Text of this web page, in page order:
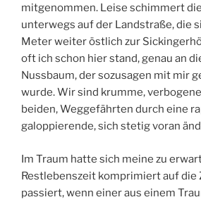
mitgenommen. Leise schimmert
unterwegs auf der Landstraße, die
Meter weiter östlich zur
oft ich schon hier stand, genau an
Nussbaum, der sozusagen mit mir
wurde. Wir sind krumme,
beiden, Weggefährten durch eine
galoppierende, sich stetig voran
Im Traum hatte sich meine zu
Restlebenszeit komprimiert auf die
passiert, wenn einer aus einem